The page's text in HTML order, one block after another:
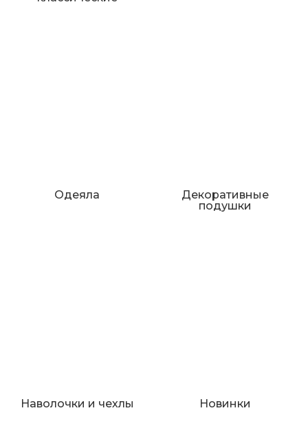
Одеяла
Декоративные
подушки
Наволочки и чехлы Новинки